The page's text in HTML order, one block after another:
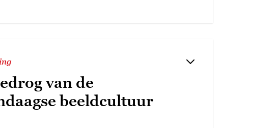
van de
beeldcultuur